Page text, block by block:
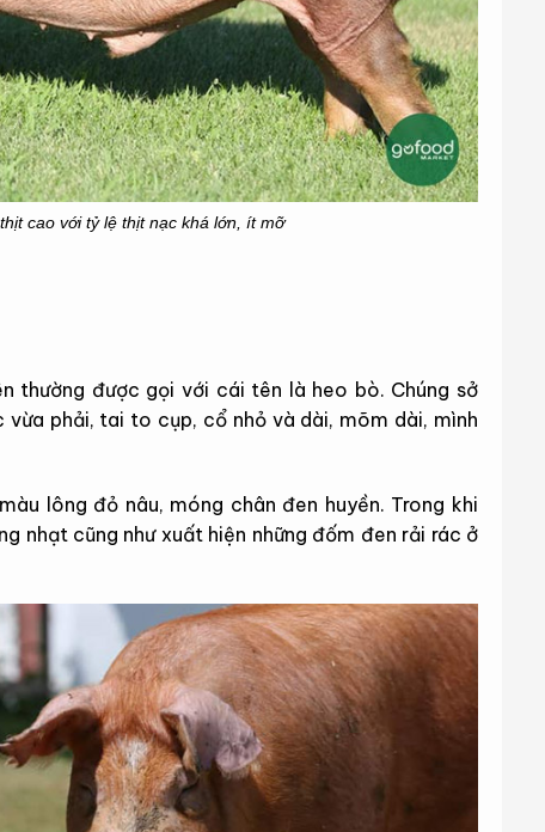
cao với tỷ lệ thịt nạc khá lớn, ít mỡ
thường được gọi với cái tên là heo bò. Chúng sở
phải, tai to cụp, cổ nhỏ và dài, mõm dài, mình
lông đỏ nâu, móng chân đen huyền. Trong khi
nhạt cũng như xuất hiện những đốm đen rải rác ở